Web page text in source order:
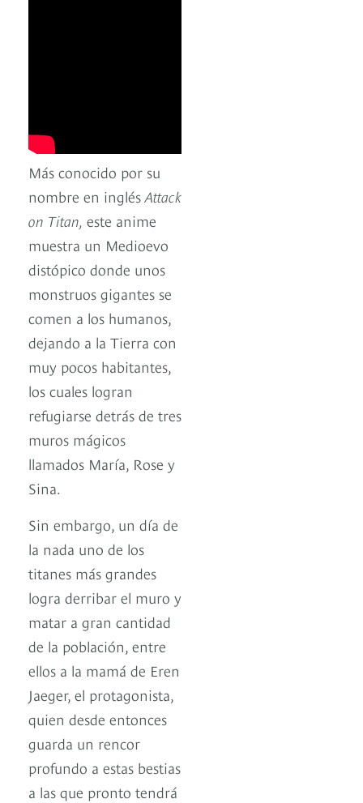
Más conocido por su
nombre en inglésAttack
on Titan, este anime
muestra un Medioevo
distópico donde unos
monstruos gigantes se
comen a los humanos,
dejando a la Tierra con
muy pocos habitantes,
los cuales logran
refugiarse detrás de tres
muros mágicos
llamados María, Rose y
Sina.
Sin embargo, un día de
la nada uno de los
titanes más grandes
logra derribar el muro y
matar a gran cantidad
de la población, entre
ellos a la mamá de Eren
Jaeger, el protagonista,
quien desde entonces
guarda un rencor
profundo a estas bestias
a las que pronto tendrá